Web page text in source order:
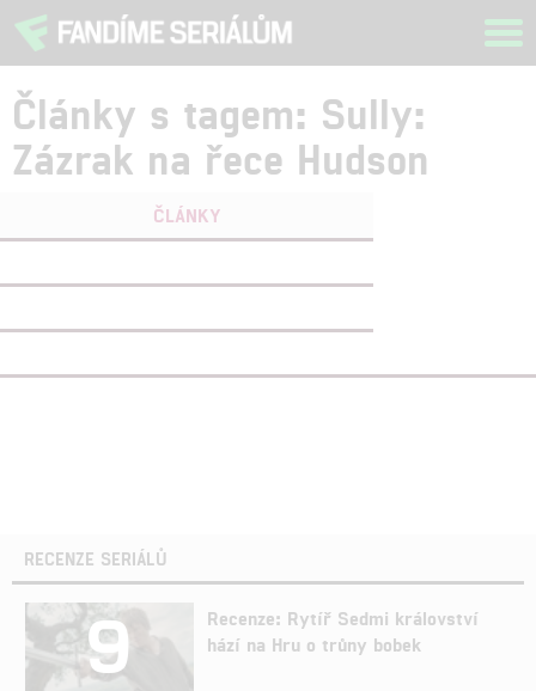
Články s tagem: Sully:
Zázrak na řece Hudson
ČLÁNKY
RECENZE SERIÁLŮ
9
Recenze: Rytíř Sedmi království
hází na Hru o trůny bobek